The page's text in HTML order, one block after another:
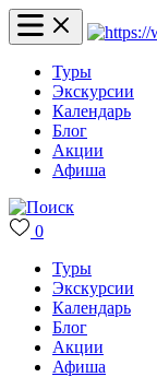
Туры
Экскурсии
Календарь
Блог
Акции
Афиша
0
Туры
Экскурсии
Календарь
Блог
Акции
Афиша